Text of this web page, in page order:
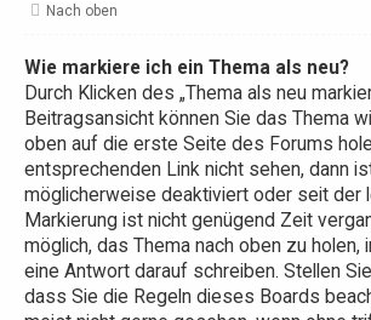
Nach oben
Wie markiere ich ein Thema als neu?
Durch Klicken des „Thema als neu
Beitragsansicht können Sie das Thema
oben auf die erste Seite des Forums
entsprechenden Link nicht sehen, dann
möglicherweise deaktiviert oder seit der
Markierung ist nicht genügend Zeit
möglich, das Thema nach oben zu holen,
eine Antwort darauf schreiben. Stellen
dass Sie die Regeln dieses Boards